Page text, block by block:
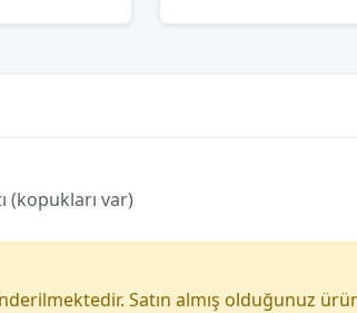
(kopukları var)
Satın almış olduğunuz